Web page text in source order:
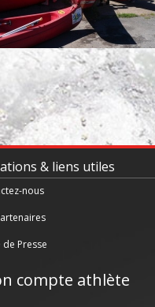
& liens utiles
nous
de Presse
compte athlète